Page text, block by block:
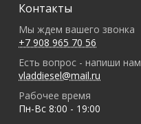
Контакты
Мы ждем вашего звонка
+7 908 965 70 56
Есть вопрос - напиши нам
vladdiesel@mail.ru
Рабочее время
Пн-Вс 8:00 - 19:00